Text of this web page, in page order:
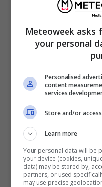
successivo, dove
accusato di
Meteoweek asks
your personal
Personalised
content
services
Store and/or
Learn more
Your personal data will be
your device (cookies,
data) may be stored by,
partners, or used
may use precise